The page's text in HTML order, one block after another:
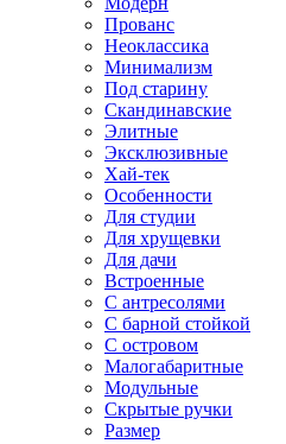
Прованс
Неоклассика
Минимализм
Под старину
Скандинавские
Элитные
Эксклюзивные
Хай-тек
Особенности
Для студии
Для хрущевки
Для дачи
Встроенные
С антресолями
С барной стойкой
С островом
Малогабаритные
Модульные
Скрытые ручки
Размер